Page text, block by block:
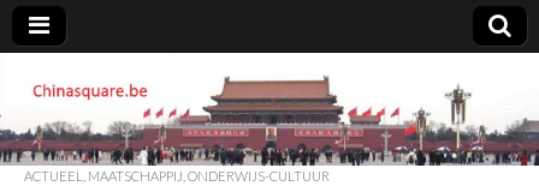
Chinasquare.be
ACTUEEL MAATSCHAPPIJ ONDERWIJS-CULTUUR